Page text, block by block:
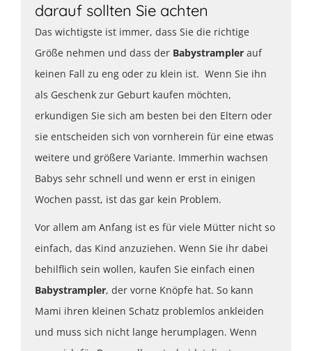
darauf sollten Sie achten
Das wichtigste ist immer, dass Sie die richtige
Größe nehmen und dass der Babystrampler auf
keinen Fall zu eng oder zu klein ist. Wenn Sie ihn
als Geschenk zur Geburt kaufen möchten,
erkundigen Sie sich am besten bei den Eltern oder
sie entscheiden sich von vornherein für eine etwas
weitere und größere Variante. Immerhin wachsen
Babys sehr schnell und wenn er erst in einigen
Wochen passt, ist das gar kein Problem.
Vor allem am Anfang ist es für viele Mütter nicht so
einfach, das Kind anzuziehen. Wenn Sie ihr dabei
behilflich sein wollen, kaufen Sie einfach einen
Babystrampler, der vorne Knöpfe hat. So kann
Mami ihren kleinen Schatz problemlos ankleiden
und muss sich nicht lange herumplagen. Wenn